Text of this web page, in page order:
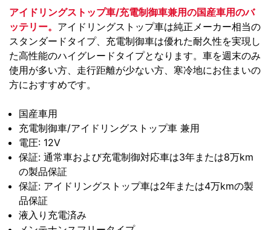
アイドリングストップ車/充電制御車兼用の国産車用のバ
ッテリー。 アイドリングストップ車は純正メーカー相当の
スタンダードタイプ、充電制御車は優れた耐久性を実現し
た高性能のハイグレードタイプとなります。車を週末のみ
使用が多い方、走行距離が少ない方、寒冷地にお住まいの
方におすすめです。
国産車用
充電制御車/アイドリングストップ車 兼用
電圧: 12V
保証: 通常車および充電制御対応車は3年または8万km
の製品保証
保証: アイドリングストップ車は2年または4万kmの製
品保証
液入り充電済み